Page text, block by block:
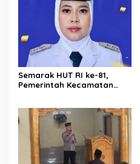
Semarak HUT RI ke-81,
Pemerintah Kecamatan